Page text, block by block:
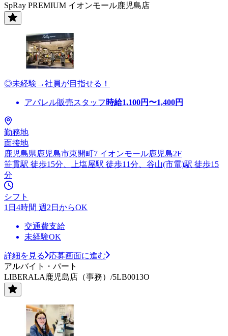
SpRay PREMIUM イオンモール鹿児島店
◎未経験→社員が目指せる！
アパレル販売スタッフ 時給1,100円〜1,400円
勤務地
面接地
鹿児島県鹿児島市東開町7 イオンモール鹿児島2F
笹貫駅 徒歩15分、上塩屋駅 徒歩11分、谷山(市電)駅 徒歩15
分
シフト
1日4時間 週2日からOK
交通費支給
未経験OK
詳細を見る
応募画面に進む
アルバイト・パート
LIBERALA鹿児島店（事務）/5LB0013O